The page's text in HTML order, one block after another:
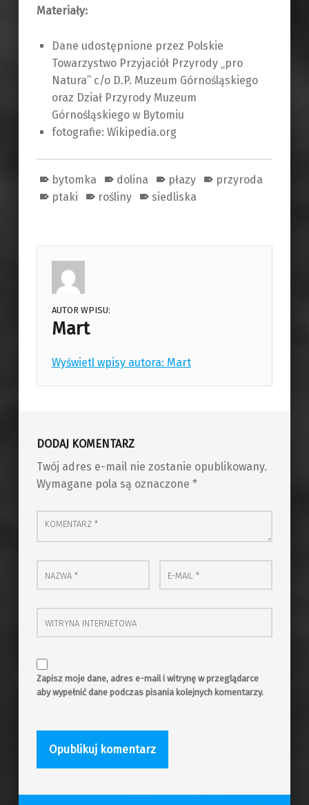
Materiały:
Dane udostępnione przez Polskie
Towarzystwo Przyjaciół Przyrody „pro
Natura” c/o D.P. Muzeum Górnośląskiego
oraz Dział Przyrody Muzeum
Górnośląskiego w Bytomiu
fotografie: Wikipedia.org
bytomka dolina płazy
przyroda
ptaki
rośliny siedliska
AUTOR WPISU:
Mart
Wyświetl wpisy autora: Mart
Skip back to main navigation
DODAJ KOMENTARZ
Twój adres e-mail nie zostanie opublikowany.
Wymagane pola są oznaczone *
Komentarz
*
Nazwa
* E-mail
*
Witryna internetowa
Zapisz moje dane, adres e-mail i witrynę w przeglądarce
aby wypełnić dane podczas pisania kolejnych komentarzy.
Post navigation